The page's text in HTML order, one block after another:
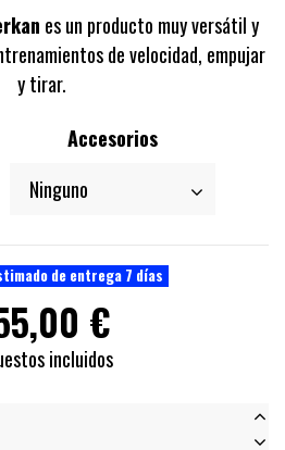
es un producto muy versátil y
de velocidad, empujar
y tirar.
Accesorios
de entrega 7 días
€
incluidos